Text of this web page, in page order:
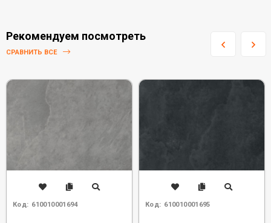
Рекомендуем посмотреть
СРАВНИТЬ ВСЕ
Код: 610010001694 Код: 610010001695